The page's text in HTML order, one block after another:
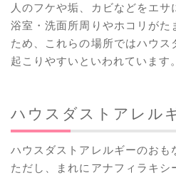
人のフケや垢、カビなどをエサ
浴室・洗面所周りやホコリがた
ため、これらの場所ではハウ
起こりやすいといわれています。
ハウスダストアレル
ハウスダストアレルギーのおも
ただし、まれにアナフィラキシ